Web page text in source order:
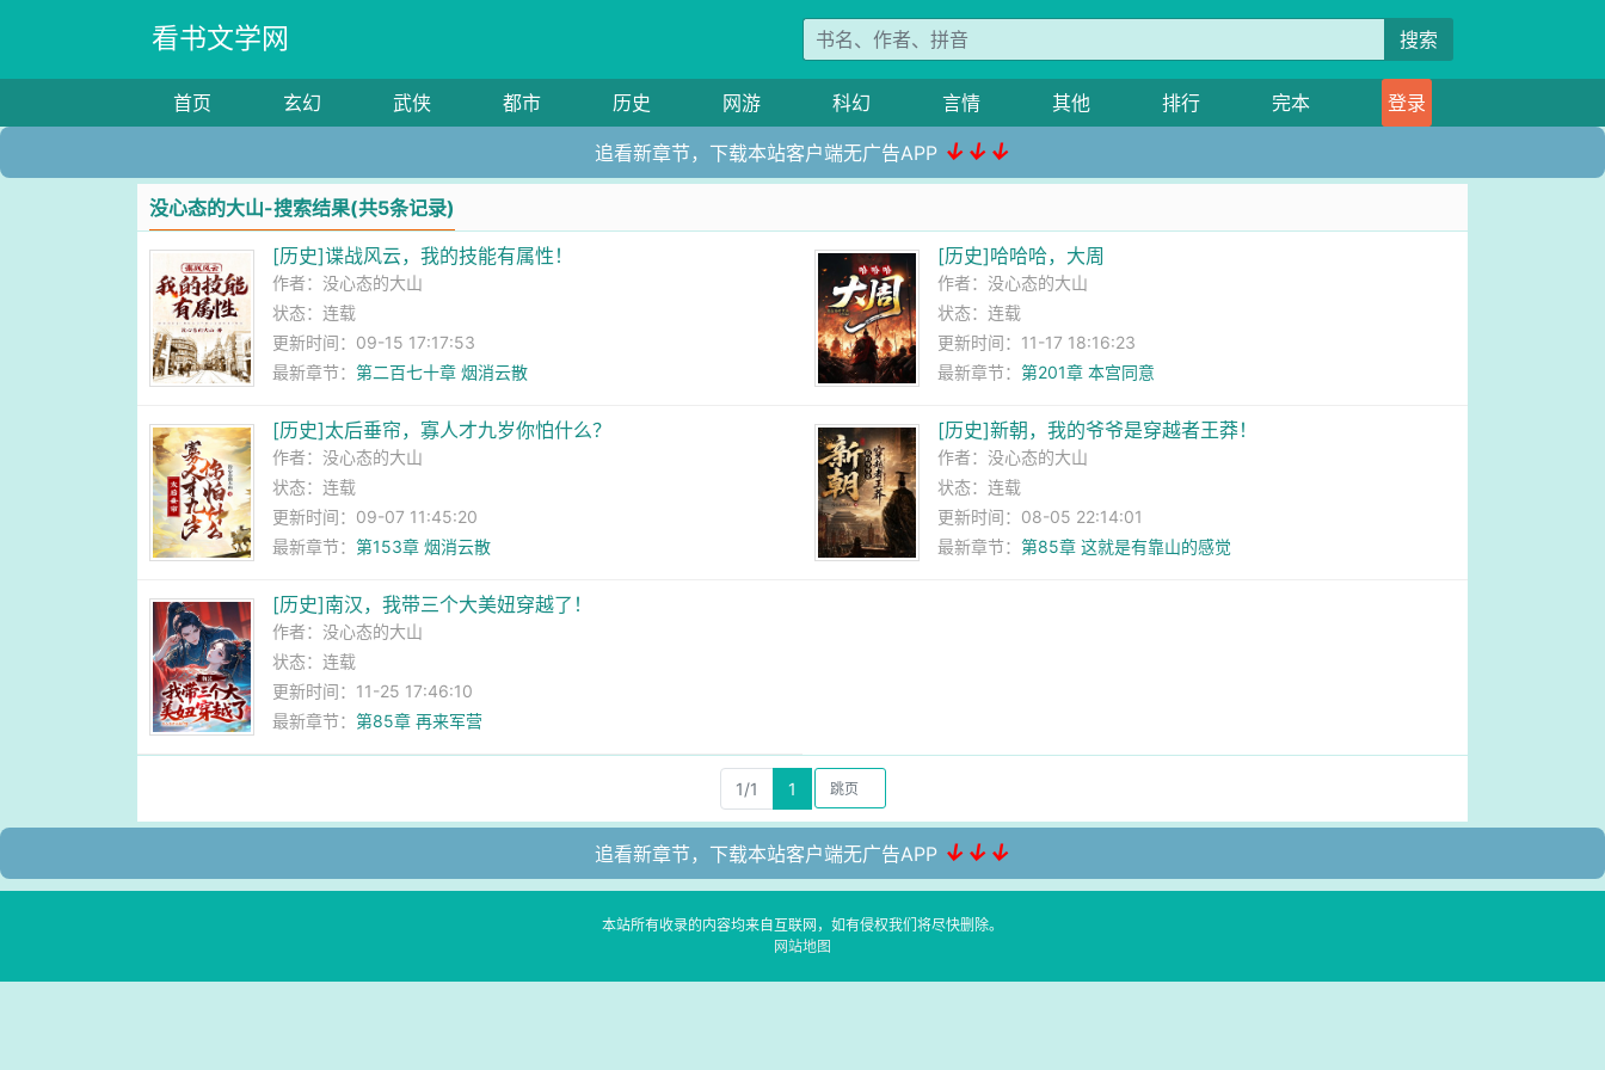
看书文学网 搜索
首页 玄幻 武侠 都市 历史 网游 科幻 言情 其他 排行 完本 登录
追看新章节，下载本站客户端无广告APP ↓↓↓
没心态的大山-搜索结果(共5条记录)
[历史]谍战风云，我的技能有属性！
作者：没心态的大山
状态：连载
更新时间：09-15 17:17:53
最新章节：第二百七十章 烟消云散
[历史]哈哈哈，大周
作者： 没心态的大山
状态：连载
更新时间：11-17 18:16:23
最新章节： 第201章 本宫同意
[历史]太后垂帘，寡人才九岁你怕什么？
作者：没心态的大山
状态：连载
更新时间：09-07 11:45:20
最新章节：第153章 烟消云散
[历史]新朝，我的爷爷是穿越者王莽！
作者： 没心态的大山
状态：连载
更新时间：08-05 22:14:01
最新章节： 第85章 这就是有靠山的感觉
[历史]南汉，我带三个大美妞穿越了！
作者：没心态的大山
状态：连载
更新时间：11-25 17:46:10
最新章节：第85章 再来军营
1/1 1
追看新章节，下载本站客户端无广告APP ↓↓↓
本站所有收录的内容均来自互联网，如有侵权我们将尽快删除。
网站地图